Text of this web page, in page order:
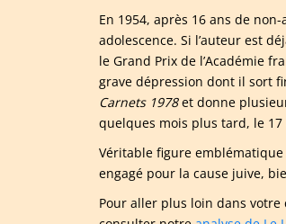
En 1954, après 16 ans de
adolescence. Si l’auteur est
le Grand Prix de l’Académie
grave dépression dont il sort
Carnets1978et donne
quelques mois plus tard, le 17
Véritable figure
engagé pour la cause juive,
Pour aller plus loin dans